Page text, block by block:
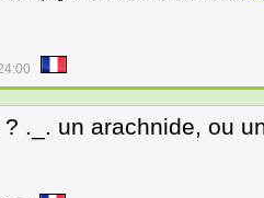
._. un arachnide, ou